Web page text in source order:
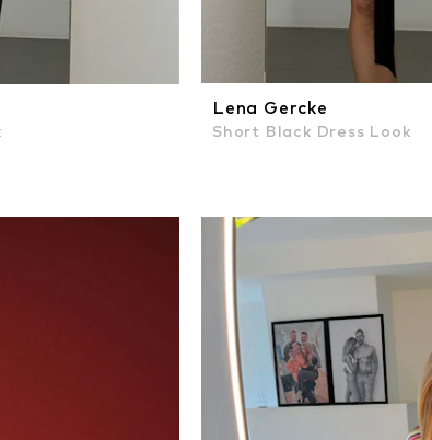
Lena Gercke
Short Black Dress Look